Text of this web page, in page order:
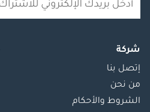
شركة
إتصل بنا
من نحن
الشروط والأحكام